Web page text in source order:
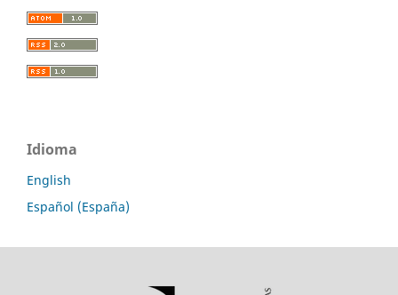
Idioma
English
Español (España)